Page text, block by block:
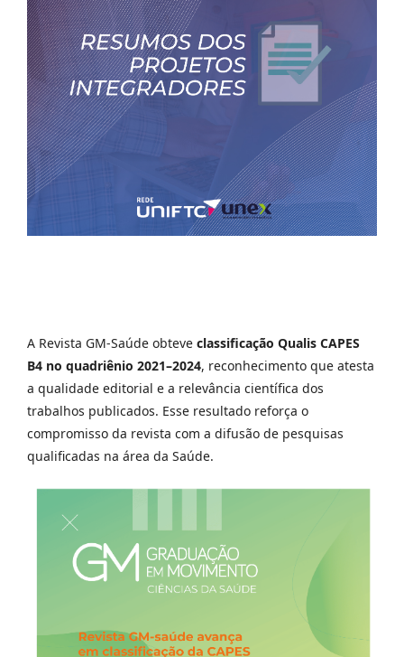
A Revista GM-Saúde obteve classificação Qualis CAPES
B4 no quadriênio 2021–2024, reconhecimento que atesta
a qualidade editorial e a relevância científica dos
trabalhos publicados. Esse resultado reforça o
compromisso da revista com a difusão de pesquisas
qualificadas na área da Saúde.